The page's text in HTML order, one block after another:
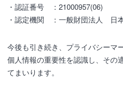
・認証番号 ：21000957(06)
・認定機関 ：一般財団法人 日
今後も引き続き、プライバシーマ
個人情報の重要性を認識し、その
てまいります。